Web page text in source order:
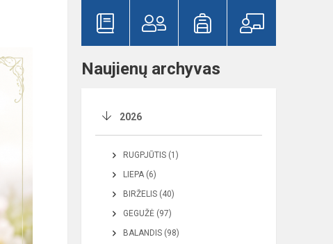
Naujienų archyvas
2026
RUGPJŪTIS (1)
LIEPA (6)
BIRŽELIS (40)
GEGUŽĖ (97)
BALANDIS (98)